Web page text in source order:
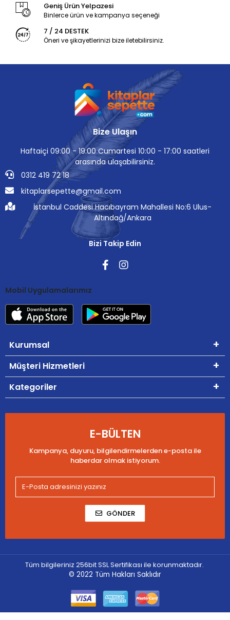
Geniş Ürün Yelpazesi
Binlerce ürün ve kampanya seçeneği
7 / 24 DESTEK
Öneri ve şikayetlerinizi bize iletebilirsiniz.
Bize Ulaşın
Haftaiçi 09:00 - 19:00 Cumartesi 10:00 - 17:00 saatleri
arasında ulaşabilirsiniz.
0312 419 72 18
kitaplarsepette@gmail.com
İstanbul Caddesi Hacıbayram Mahallesi No:6 Ulus-
Altındağ/Ankara
Bizi Takip Edin
Mobil Uygulamalarımız
Kurumsal
Müşteri Hizmetleri
Kategoriler
E-BÜLTEN
Kampanya, duyuru, bilgilendirmelerden e-posta ile
haberdar olmak istiyorum.
GÖNDER
Tüm bilgileriniz 256bit SSL Sertifikası ile korunmaktadır.
© 2022 Tüm Hakları Saklıdır